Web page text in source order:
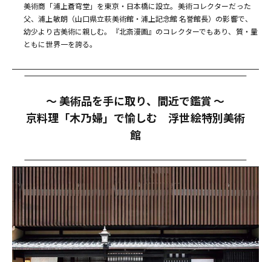
美術商「浦上蒼穹堂」を東京・日本橋に設立。美術コレクターだった
父、浦上敏朗（山口県立萩美術館・浦上記念館 名誉館長）の影響で、
幼少より古美術に親しむ。『北斎漫画』のコレクターでもあり、質・量
ともに世界一を誇る。
〜 美術品を手に取り、間近で鑑賞 〜
京料理「木乃婦」で愉しむ 浮世絵特別美術
館